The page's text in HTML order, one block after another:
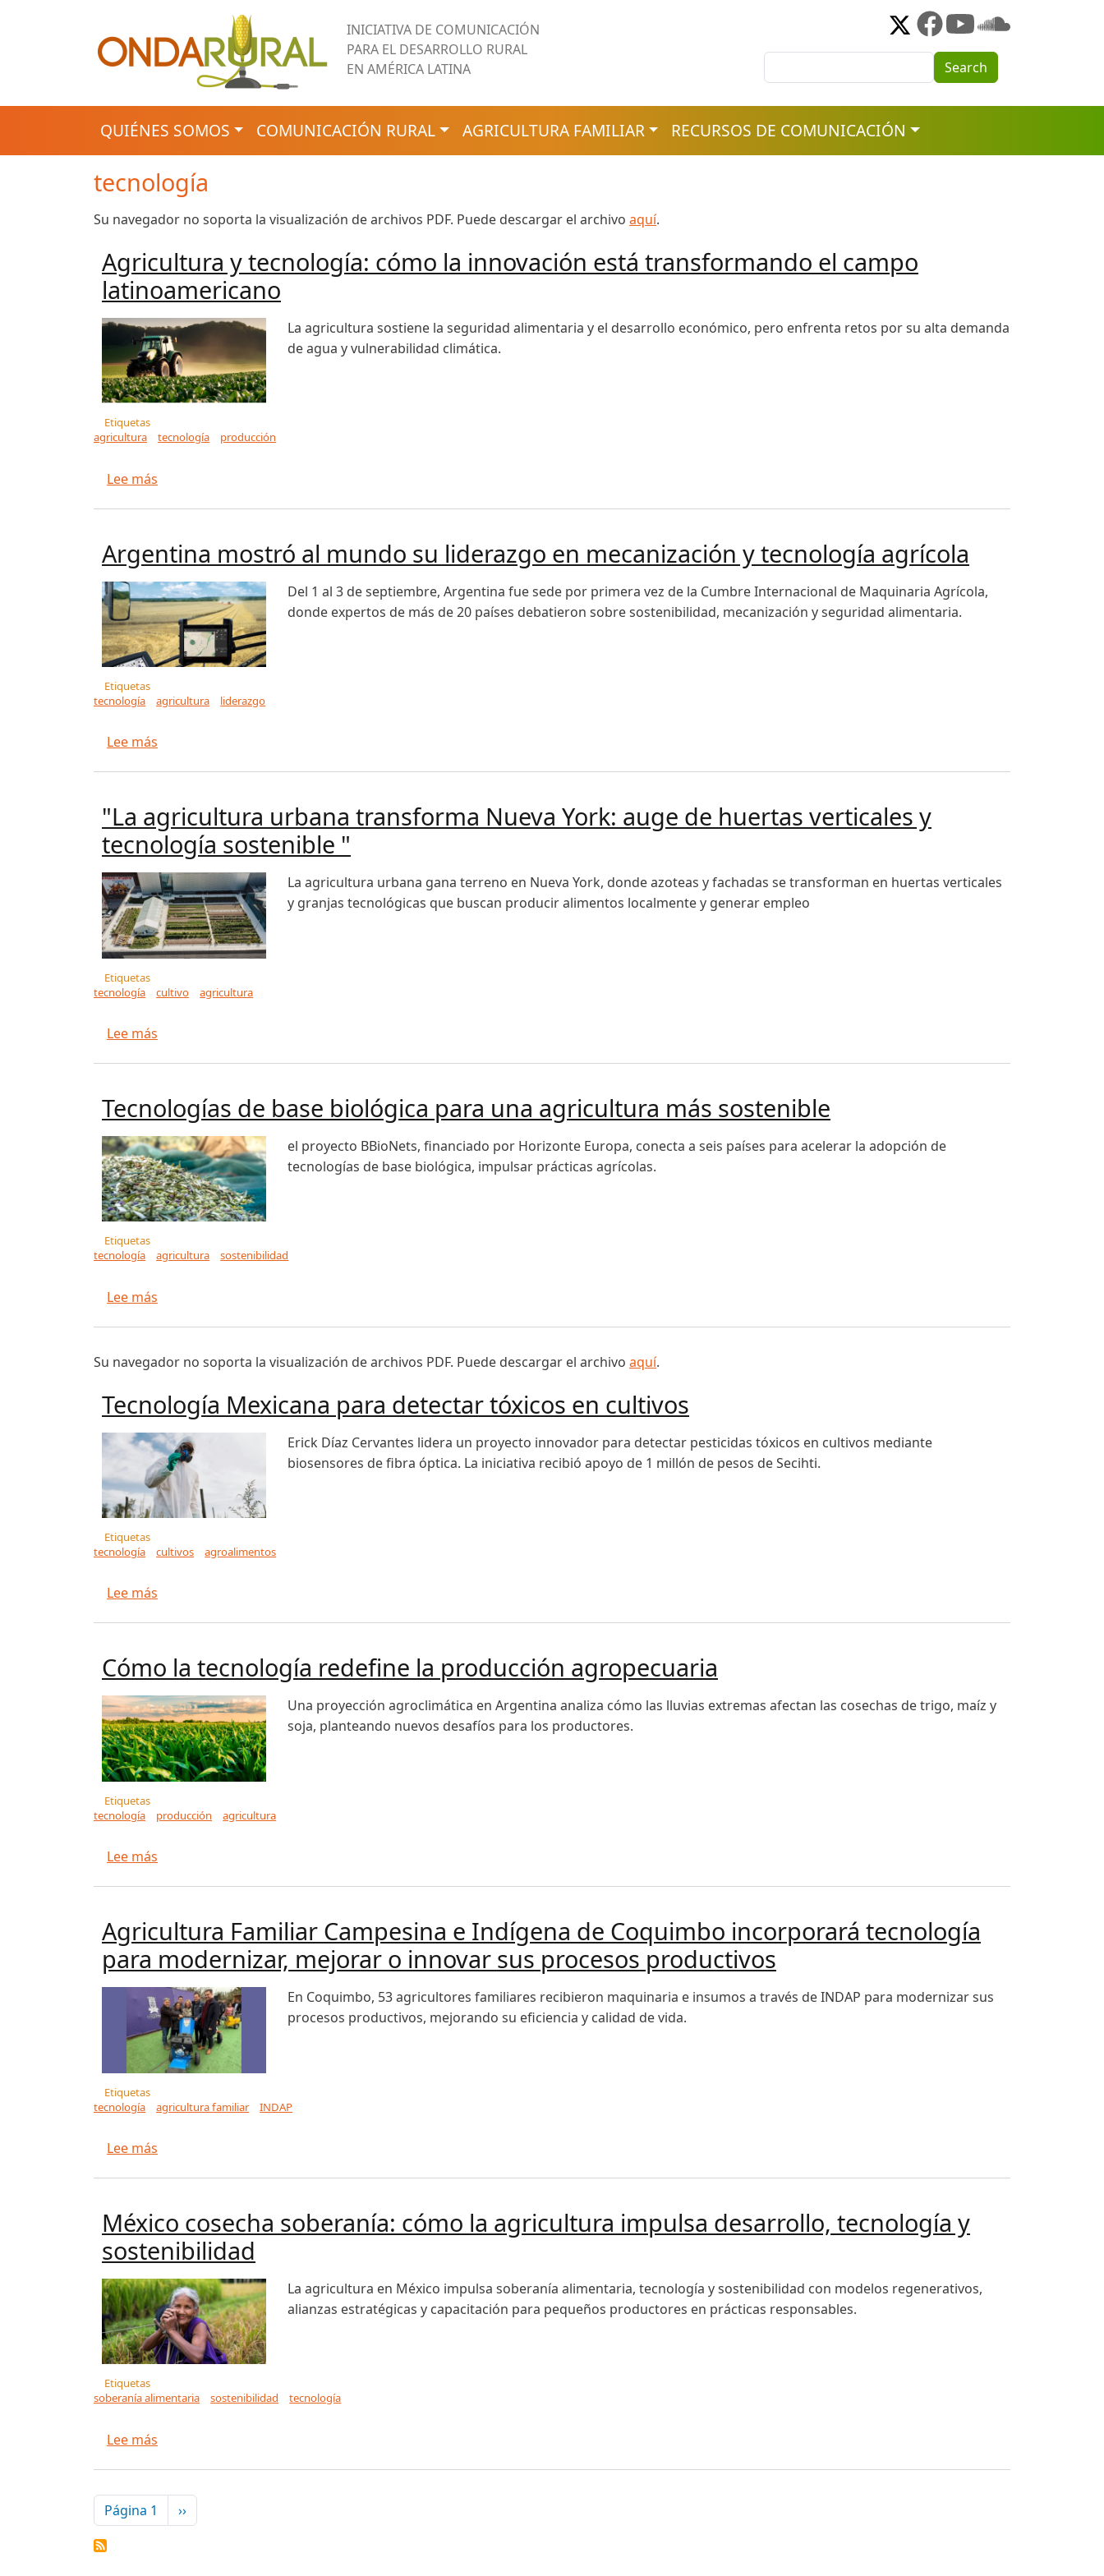
INICIATIVA DE COMUNICACIÓN
PARA EL DESARROLLO RURAL
EN AMÉRICA LATINA
Search
NAVEGACIÓN PRINCIPAL
QUIÉNES SOMOS COMUNICACIÓN RURAL AGRICULTURA FAMILIAR RECURSOS DE COMUNICACIÓN
tecnología
Su navegador no soporta la visualización de archivos PDF. Puede descargar el archivo aquí.
Agricultura y tecnología: cómo la innovación está transformando el campo
latinoamericano
La agricultura sostiene la seguridad alimentaria y el desarrollo económico, pero enfrenta retos por su alta demanda
de agua y vulnerabilidad climática.
Etiquetas
agricultura
tecnología producción
Lee más
Argentina mostró al mundo su liderazgo en mecanización y tecnología agrícola
Del 1 al 3 de septiembre, Argentina fue sede por primera vez de la Cumbre Internacional de Maquinaria Agrícola,
donde expertos de más de 20 países debatieron sobre sostenibilidad, mecanización y seguridad alimentaria.
Etiquetas
tecnología
agricultura liderazgo
Lee más
"La agricultura urbana transforma Nueva York: auge de huertas verticales y
tecnología sostenible "
La agricultura urbana gana terreno en Nueva York, donde azoteas y fachadas se transforman en huertas verticales
y granjas tecnológicas que buscan producir alimentos localmente y generar empleo
Etiquetas
tecnología
cultivo agricultura
Lee más
Tecnologías de base biológica para una agricultura más sostenible
el proyecto BBioNets, financiado por Horizonte Europa, conecta a seis países para acelerar la adopción de
tecnologías de base biológica, impulsar prácticas agrícolas.
Etiquetas
tecnología
agricultura sostenibilidad
Lee más
Su navegador no soporta la visualización de archivos PDF. Puede descargar el archivo aquí.
Tecnología Mexicana para detectar tóxicos en cultivos
Erick Díaz Cervantes lidera un proyecto innovador para detectar pesticidas tóxicos en cultivos mediante
biosensores de fibra óptica. La iniciativa recibió apoyo de 1 millón de pesos de Secihti.
Etiquetas
tecnología
cultivos agroalimentos
Lee más
Cómo la tecnología redefine la producción agropecuaria
Una proyección agroclimática en Argentina analiza cómo las lluvias extremas afectan las cosechas de trigo, maíz y
soja, planteando nuevos desafíos para los productores.
Etiquetas
tecnología
producción agricultura
Lee más
Agricultura Familiar Campesina e Indígena de Coquimbo incorporará tecnología
para modernizar, mejorar o innovar sus procesos productivos
En Coquimbo, 53 agricultores familiares recibieron maquinaria e insumos a través de INDAP para modernizar sus
procesos productivos, mejorando su eficiencia y calidad de vida.
Etiquetas
tecnología
agricultura familiar INDAP
Lee más
México cosecha soberanía: cómo la agricultura impulsa desarrollo, tecnología y
sostenibilidad
La agricultura en México impulsa soberanía alimentaria, tecnología y sostenibilidad con modelos regenerativos,
alianzas estratégicas y capacitación para pequeños productores en prácticas responsables.
Etiquetas
soberanía alimentaria
sostenibilidad tecnología
Lee más
Paginación
Página 1 Siguiente página
››